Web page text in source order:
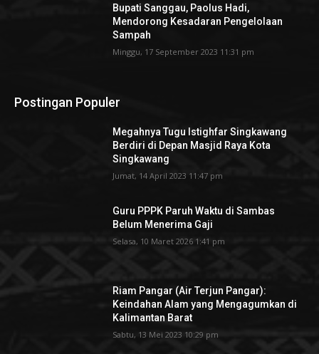
Bupati Sanggau, Paolus Hadi,
Mendorong Kesadaran Pengelolaan
Sampah
Minggu, 17 September 2023 11:31 pm
Postingan Populer
Megahnya Tugu Istighfar Singkawang
Berdiri di Depan Masjid Raya Kota
Singkawang
Jumat, 14 April 2023 11:47 pm
Guru PPPK Paruh Waktu di Sambas
Belum Menerima Gaji
Selasa, 10 Maret 2026 1:41 pm
Riam Pangar (Air Terjun Pangar):
Keindahan Alam yang Mengagumkan di
Kalimantan Barat
Sabtu, 13 Mei 2023 10:29 pm